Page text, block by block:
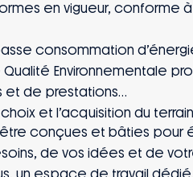
en vigueur, conforme à
consommation
Environnementale
et de prestations
et l’acquisition du terrain
conçues et bâties pour
de vos idées et de